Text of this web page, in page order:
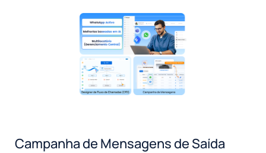
Campanha de Mensagens de Saída